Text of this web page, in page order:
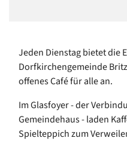
Jeden Dienstag bietet die
Dorfkirchengemeinde
offenes Café für alle an.
Im Glasfoyer - der
Gemeindehaus - laden
Spielteppich zum